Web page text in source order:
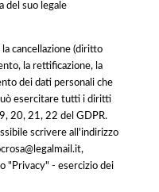
del suo legale
cancellazione (diritto
la rettificazione, la
dei dati personali che
esercitare tutti i diritti
20, 21, 22 del GDPR.
scrivere all'indirizzo
"Privacy" - esercizio dei